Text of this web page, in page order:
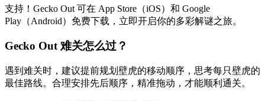
支持！Gecko Out 可在 App Store（iOS）和 Google
Play（Android）免费下载，立即开启你的多彩解谜之旅。
Gecko Out 难关怎么过？
遇到难关时，建议提前规划壁虎的移动顺序，思考每只壁虎的
最佳路线。合理安排先后顺序，精准拖动，才能顺利通关。